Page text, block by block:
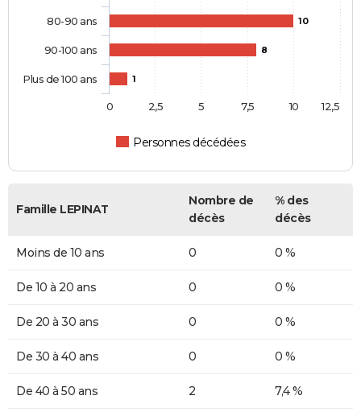
10
8
1
Personnes décédées
80-90 ans
90-100 ans
Plus de 100 ans
0 10
2,5 5 7,5 12,5
Famille LEPINAT
Nombre de
décès
% des
décès
Moins de 10 ans 0 0 %
De 10 à 20 ans 0 0 %
De 20 à 30 ans 0 0 %
De 30 à 40 ans 0 0 %
De 40 à 50 ans 2 7,4 %